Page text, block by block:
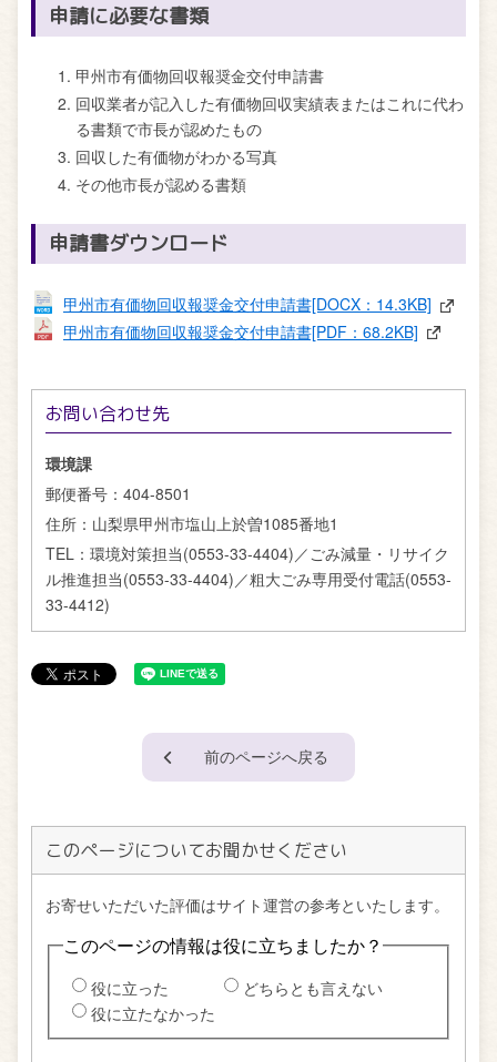
申請に必要な書類
甲州市有価物回収報奨金交付申請書
回収業者が記入した有価物回収実績表またはこれに代わ
る書類で市長が認めたもの
回収した有価物がわかる写真
その他市長が認める書類
申請書ダウンロード
甲州市有価物回収報奨金交付申請書[DOCX：14.3KB]
甲州市有価物回収報奨金交付申請書[PDF：68.2KB]
お問い合わせ先
環境課
郵便番号： 404-8501
住所： 山梨県甲州市塩山上於曽1085番地1
TEL： 環境対策担当(0553-33-4404)／ごみ減量・リサイク
ル推進担当(0553-33-4404)／粗大ごみ専用受付電話(0553-
33-4412)
前のページへ戻る
このページについてお聞かせください